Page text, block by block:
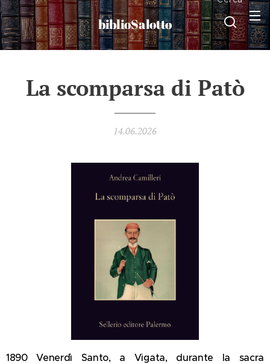
biblioSalotto
La scomparsa di Patò
14.06.2026
1890 Venerdì Santo, a Vigata, durante la sacra